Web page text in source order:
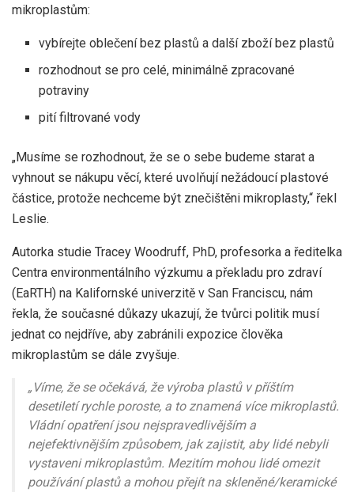
mikroplastům:
vybírejte oblečení bez plastů a další zboží bez plastů
rozhodnout se pro celé, minimálně zpracované
potraviny
pití filtrované vody
„Musíme se rozhodnout, že se o sebe budeme starat a
vyhnout se nákupu věcí, které uvolňují nežádoucí plastové
částice, protože nechceme být znečištěni mikroplasty,“ řekl
Leslie.
Autorka studie Tracey Woodruff, PhD, profesorka a ředitelka
Centra environmentálního výzkumu a překladu pro zdraví
(EaRTH) na Kalifornské univerzitě v San Franciscu, nám
řekla, že současné důkazy ukazují, že tvůrci politik musí
jednat co nejdříve, aby zabránili expozice člověka
mikroplastům se dále zvyšuje.
„Víme, že se očekává, že výroba plastů v příštím
desetiletí rychle poroste, a to znamená více mikroplastů.
Vládní opatření jsou nejspravedlivějším a
nejefektivnějším způsobem, jak zajistit, aby lidé nebyli
vystaveni mikroplastům. Mezitím mohou lidé omezit
používání plastů a mohou přejít na skleněné/keramické